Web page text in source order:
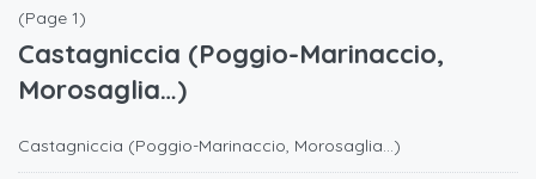
(Page 1)
Castagniccia (Poggio-Marinaccio,
Morosaglia…)
Castagniccia (Poggio-Marinaccio, Morosaglia…)